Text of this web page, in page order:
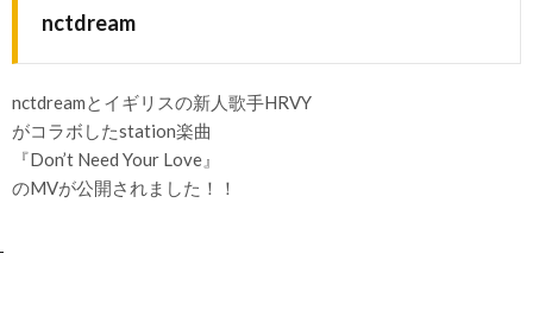
nctdream
nctdreamとイギリスの新人歌手HRVY
がコラボしたstation楽曲
『Don’t Need Your Love』
のMVが公開されました！！